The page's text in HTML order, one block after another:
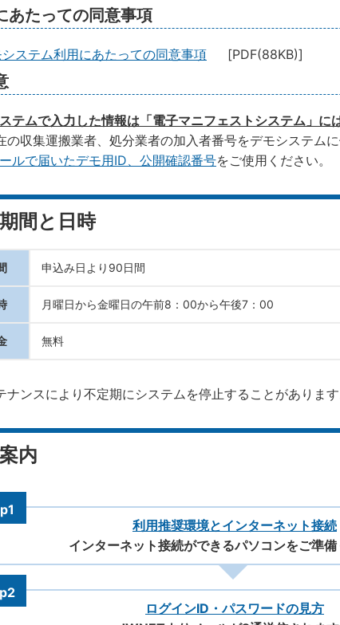
あたっての同意事項
システム利用にあたっての同意事項 [PDF(88KB)]
テムで入力した情報は「電子マニフェストシステム」に
収集運搬業者、処分業者の加入者番号をデモシステム
ルで届いたデモ用ID、公開確認番号をご使用ください。
間と日時
申込み日より90日間
月曜日から金曜日の午前8：00から午後7：00
無料
ナンスにより不定期にシステムを停止することがあります
内
利用推奨環境とインターネット接続
インターネット接続ができるパソコンをご準備
ログインID・パスワードの見方